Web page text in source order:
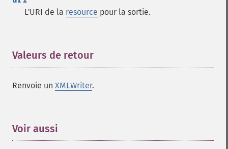
L'URI de la resource pour la sortie.
Valeurs de retour
Renvoie un XMLWriter.
Voir aussi